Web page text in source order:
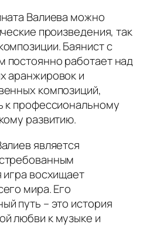
Валиева можно
произведения, так
Баянист с
работает над
аранжировок и
композиций,
к профессиональному
развитию.
является
восхищает
мира. Его
путь – это история
любви к музыке и